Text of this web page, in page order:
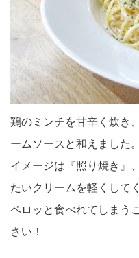
鶏のミンチを甘辛く炊き
ームソースと和えました。
イメージは『照り焼き』
たいクリームを軽くして
ペロッと食べれてしまう
さい！